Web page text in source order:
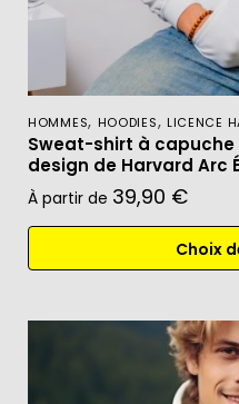
HOMMES, HOODIES, LICENCE
Sweat-shirt à capuche
design de Harvard Arc
À partir de 39,90 €
Choix